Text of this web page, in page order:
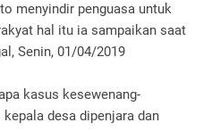
menyindir penguasa untuk
hal itu ia sampaikan saat
Senin, 01/04/2019
kasus kesewenang-
desa dipenjara dan